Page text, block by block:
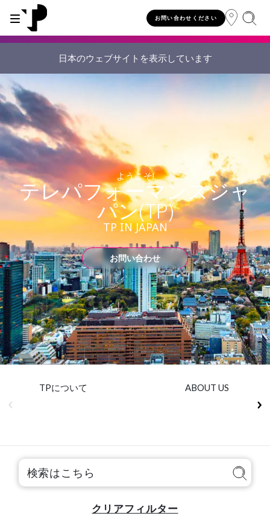
お問い合わせください
WHY TP?
About TP
Innovative partners
Awards and recognition
Leadership
Security and process excellence
Newsroom
SERVICES
AI solutions
End-to-end CX services
Consulting services
Specialized services
Our delivery models
INDUSTRIES
Automotive
Banking and financial services
Communications
Energy and utilities
Gaming
Government
Healthcare
Insurance
Media
Retail and e-commerce
Technology
Travel, hospitality, and cargo
INSIGHTS
TP.ai Talks Videocast
TP.ai Think Tank
Client stories
White papers
Blog
Reports
Infographic
CAREERS
Our values and philosophy
Choose TP
Work from home
Job opportunities
For Fun Festival
SUSTAINABILITY
Our vision
Our responsibilities
Our communities
Our people
Our planet
Group policies
INVESTORS
Investors homepage
Stock information
Investor information
Publications and events
Individual shareholders
日本のウェブサイトを表示しています
ようこそ!
テレパフォーマンスジャ
パン(TP)
TP IN JAPAN
お問い合わせ
TPについて ABOUT US
クリアフィルター